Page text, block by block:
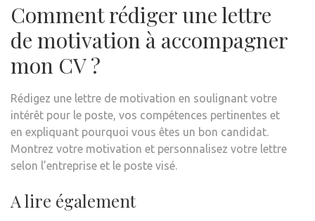
Comment rédiger une lettre
de motivation à accompagner
mon CV ?
Rédigez une lettre de motivation en soulignant votre
intérêt pour le poste, vos compétences pertinentes et
en expliquant pourquoi vous êtes un bon candidat.
Montrez votre motivation et personnalisez votre lettre
selon l’entreprise et le poste visé.
A lire également